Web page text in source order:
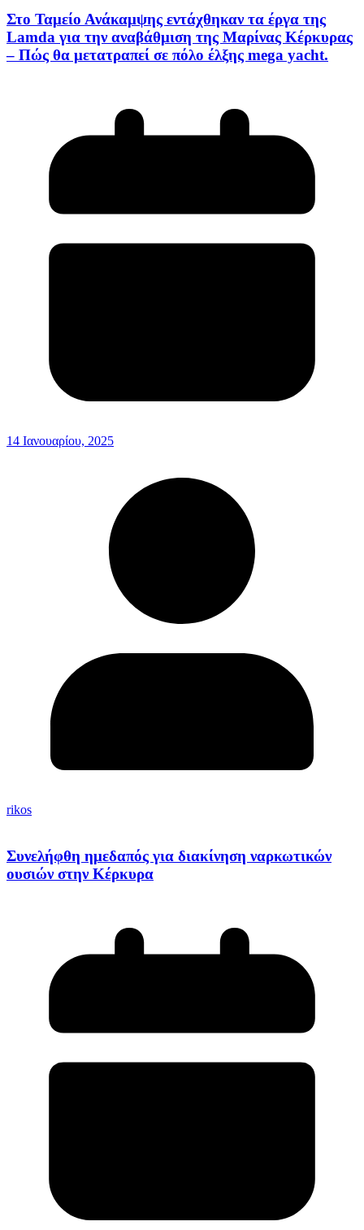
Στο Ταμείο Ανάκαμψης εντάχθηκαν τα έργα της
Lamda για την αναβάθμιση της Μαρίνας Κέρκυρας
– Πώς θα μετατραπεί σε πόλο έλξης mega yacht.
14 Ιανουαρίου, 2025
rikos
Συνελήφθη ημεδαπός για διακίνηση ναρκωτικών
ουσιών στην Κέρκυρα